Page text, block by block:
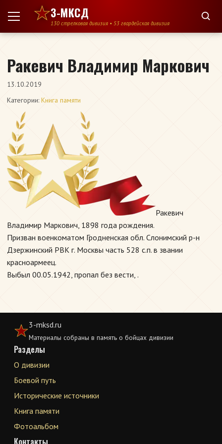
Перейти к содержимому
3-МКСД
130 стрелковая дивизия • 53 гвардейская дивизия
Ракевич Владимир Маркович
13.10.2019
Категории: Книга памяти
Ракевич
Владимир Маркович, 1898 года рождения.
Призван военкоматом Гродненская обл. Слонимский р-н
Дзержинский РВК г. Москвы часть 528 с.п. в звании
красноармеец.
Выбыл 00.05.1942, пропал без вести, .
3-mksd.ru
Материалы собраны в память о бойцах дивизии
Разделы
О дивизии
Боевой путь
Исторические источники
Книга памяти
Фотоальбом
Контакты